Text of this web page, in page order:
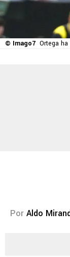
© Imago7 Ortega
Por Aldo